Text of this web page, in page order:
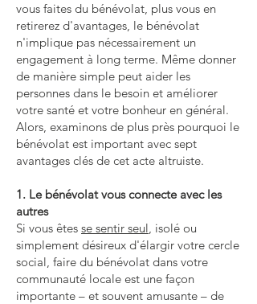
vous faites du bénévolat, plus vous en
retirerez d'avantages, le bénévolat
n'implique pas nécessairement un
engagement à long terme. Même donner
de manière simple peut aider les
personnes dans le besoin et améliorer
votre santé et votre bonheur en général.
Alors, examinons de plus près pourquoi le
bénévolat est important avec sept
avantages clés de cet acte altruiste.
1. Le bénévolat vous connecte avec les
autres
Si vous êtes se sentir seul, isolé ou
simplement désireux d'élargir votre cercle
social, faire du bénévolat dans votre
communauté locale est une façon
importante – et souvent amusante – de